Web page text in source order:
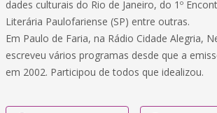
dades culturais do Rio de Janeiro, do 1º
Literária Paulofariense (SP) entre outras.
Em Paulo de Faria, na Rádio Cidade Alegria,
escreveu vários programas desde que a
em 2002. Participou de todos que idealizou.